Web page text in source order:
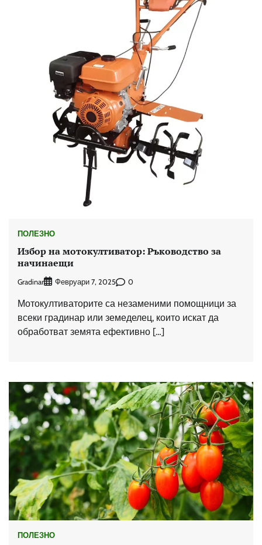
ПОЛЕЗНО
Избор на мотокултиватор: Ръководство за
начинаещи
Gradinar Февруари 7, 2025 0
Мотокултиваторите са незаменими помощници за
всеки градинар или земеделец, които искат да
обработват земята ефективно […]
ПОЛЕЗНО